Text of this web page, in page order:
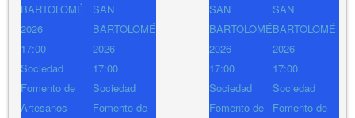
BARTOLOMÉ
2026
17:00
Sociedad
Fomento de
Artesanos
SAN
BARTOLOMÉ
2026
17:00
Sociedad
Fomento de
SAN
BARTOLOMÉ
2026
17:00
Sociedad
Fomento de
SAN
BARTOLOMÉ
2026
17:00
Sociedad
Fomento de